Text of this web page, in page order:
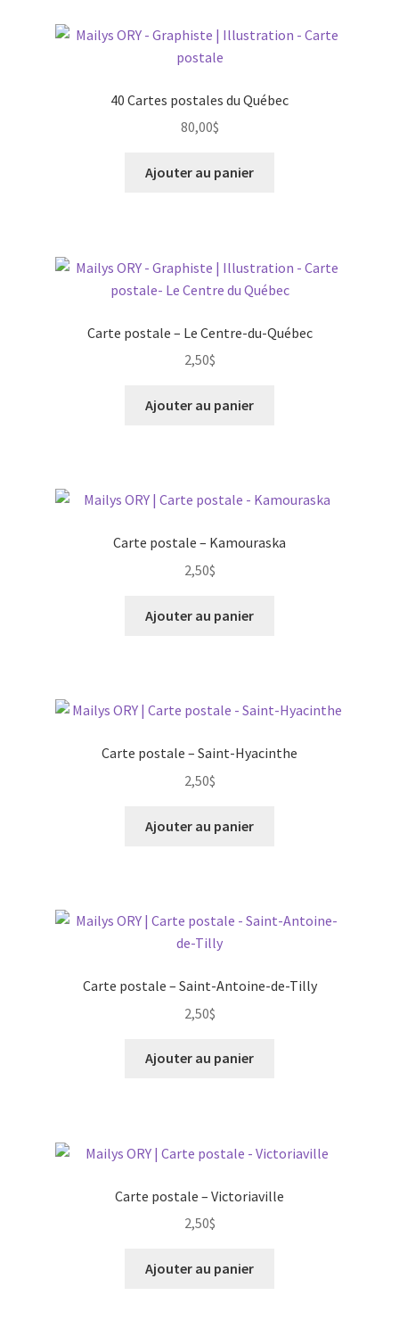
40 Cartes postales du Québec
80,00$
Ajouter au panier
Carte postale – Le Centre-du-Québec
2,50$
Ajouter au panier
Carte postale – Kamouraska
2,50$
Ajouter au panier
Carte postale – Saint-Hyacinthe
2,50$
Ajouter au panier
Carte postale – Saint-Antoine-de-Tilly
2,50$
Ajouter au panier
Carte postale – Victoriaville
2,50$
Ajouter au panier